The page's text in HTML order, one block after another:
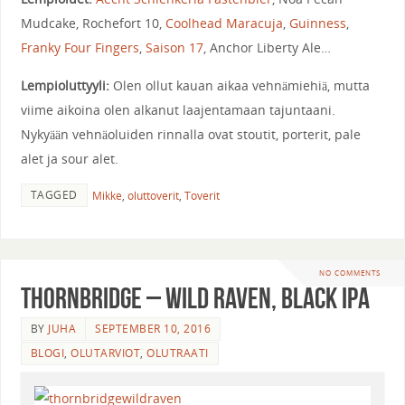
Mudcake, Rochefort 10, Coolhead Maracuja, Guinness,
Franky Four Fingers, Saison 17, Anchor Liberty Ale…
Lempioluttyyli:Olen ollut kauan aikaa vehnämiehiä, mutta
viime aikoina olen alkanut laajentamaan tajuntaani.
Nykyään vehnäoluiden rinnalla ovat stoutit, porterit, pale
alet ja sour alet.
TAGGED Mikke, oluttoverit, Toverit
NO COMMENTS
Thornbridge – Wild raven, black IPA
BY JUHA
SEPTEMBER 10, 2016
BLOGI,OLUTARVIOT,OLUTRAATI